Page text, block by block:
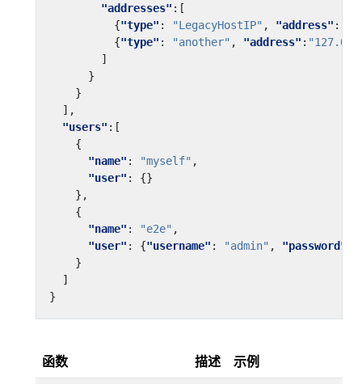
"addresses" :[
{"type" : "LegacyHostIP" , "address" :
{"type" : "another" , "address" :
]
}
}
],
"users" :[
{
"name" : "myself" ,
"user" :
{}
},
{
"name" : "e2e" ,
"user" : {"username" : "admin" , "password"
}
]
}
函数 描述 示例